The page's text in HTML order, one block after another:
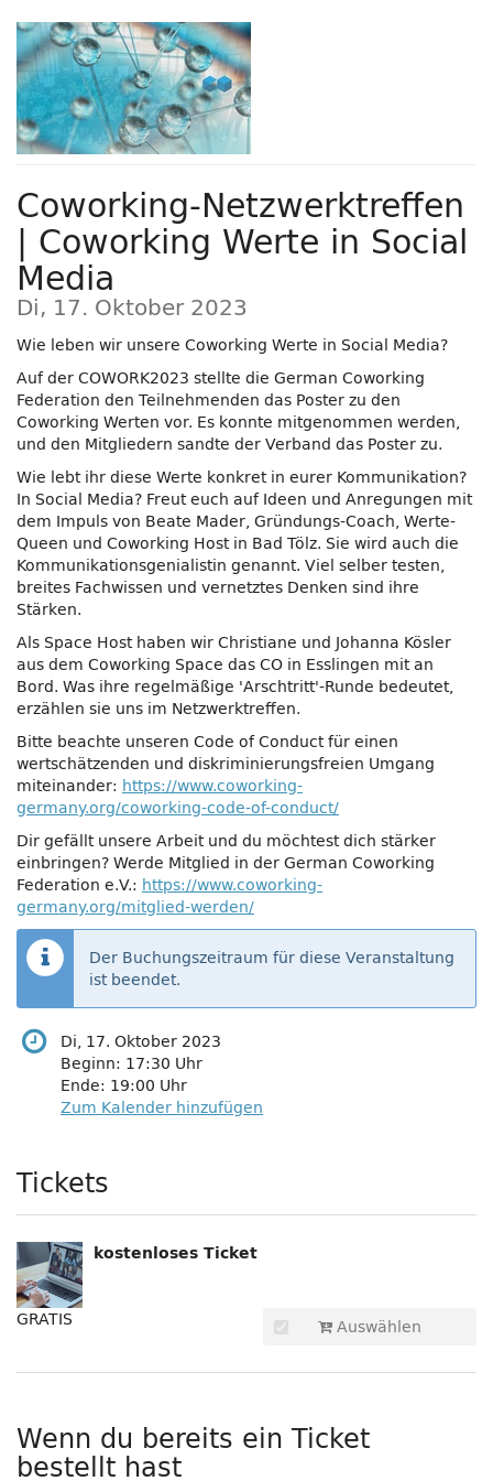
Zum
Haupt-
Inhalt
springen
Coworking-Netzwerktreffen
| Coworking Werte in Social
Media
Di, 17. Oktober 2023
Wie leben wir unsere Coworking Werte in Social Media?
Auf der COWORK2023 stellte die German Coworking
Federation den Teilnehmenden das Poster zu den
Coworking Werten vor. Es konnte mitgenommen werden,
und den Mitgliedern sandte der Verband das Poster zu.
Wie lebt ihr diese Werte konkret in eurer Kommunikation?
In Social Media? Freut euch auf Ideen und Anregungen mit
dem Impuls von Beate Mader, Gründungs-Coach, Werte-
Queen und Coworking Host in Bad Tölz. Sie wird auch die
Kommunikationsgenialistin genannt. Viel selber testen,
breites Fachwissen und vernetztes Denken sind ihre
Stärken.
Als Space Host haben wir Christiane und Johanna Kösler
aus dem Coworking Space das CO in Esslingen mit an
Bord. Was ihre regelmäßige 'Arschtritt'-Runde bedeutet,
erzählen sie uns im Netzwerktreffen.
Bitte beachte unseren Code of Conduct für einen
wertschätzenden und diskriminierungsfreien Umgang
miteinander: https://www.coworking-
germany.org/coworking-code-of-conduct/
Dir gefällt unsere Arbeit und du möchtest dich stärker
einbringen? Werde Mitglied in der German Coworking
Federation e.V.: https://www.coworking-
germany.org/mitglied-werden/
Der Buchungszeitraum für diese Veranstaltung
ist beendet.
Di, 17. Oktober 2023
Beginn: 17:30 Uhr
Ende: 19:00 Uhr
Zum Kalender hinzufügen
Produkte
Tickets
kostenloses Ticket
GRATIS Auswählen
Wenn du bereits ein Ticket
bestellt hast